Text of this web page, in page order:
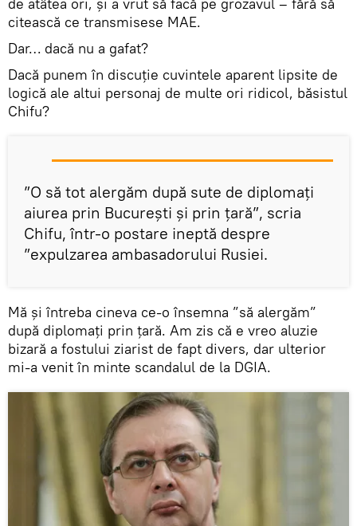
citească ce transmisese MAE.
Dar… dacă nu a gafat?
Dacă punem în discuție cuvintele aparent lipsite de
logică ale altui personaj de multe ori ridicol, băsistul
Chifu?
”O să tot alergăm după sute de diplomați
aiurea prin București și prin țară”, scria
Chifu, într-o postare ineptă despre
”expulzarea ambasadorului Rusiei.
Mă și întreba cineva ce-o însemna ”să alergăm”
după diplomați prin țară. Am zis că e vreo aluzie
bizară a fostului ziarist de fapt divers, dar ulterior
mi-a venit în minte scandalul de la DGIA.